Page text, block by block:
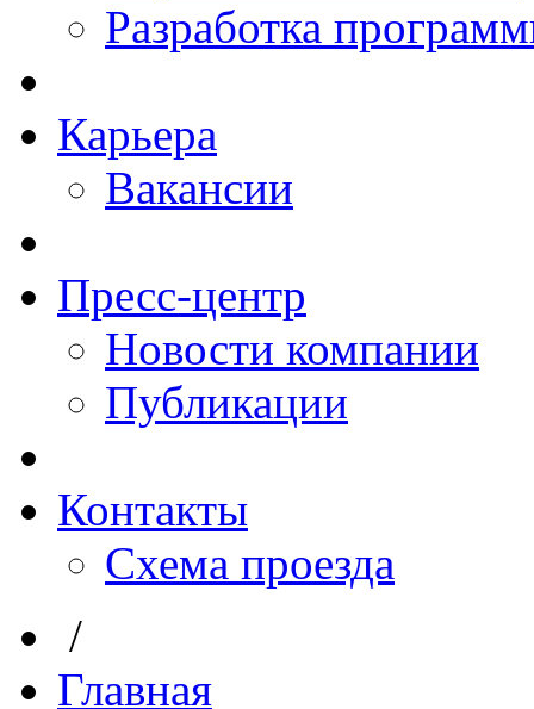
Разработка
Карьера
Вакансии
Пресс-центр
Новости компании
Публикации
Контакты
Схема проезда
/
Главная